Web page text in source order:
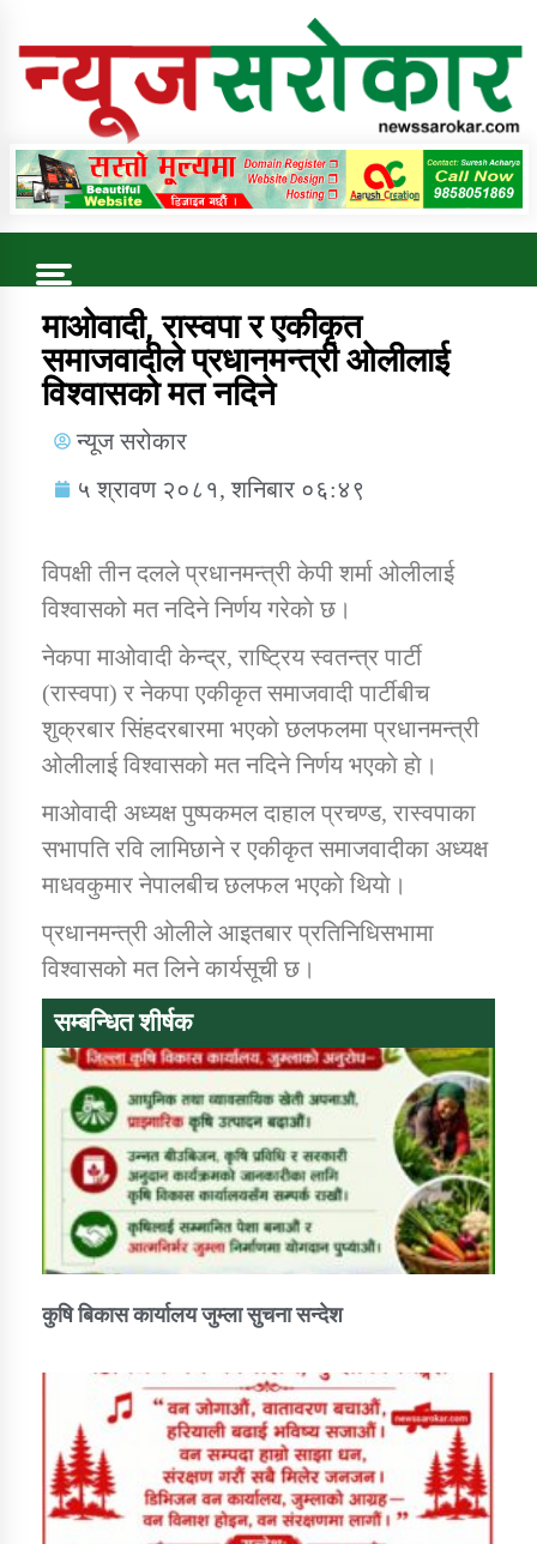
Online News Portal
Trending Now
कुषि बिकास कार्यालय जुम्ला सुचना सन्देश
डिभिजन कार्यालय जुम्लाको सुचना सन्देश
कर्णाली प्रविधि शिक्षालय जुम्लाको सुचना
सामाजिक बिकास कार्यालय जुम्लाकाे सुचना
कार्यक्रम कार्यान्वयन एकाई जुम्लाको सुचना
कर्णाली प्राविधि शिक्षालय जुम्लाको सुचना
माओवादी, रास्वपा र एकीकृत
समाजवादीले प्रधानमन्त्री ओलीलाई
विश्वासको मत नदिने
न्यूज सरोकार
५ श्रावण २०८१, शनिबार ०६:४९
विपक्षी तीन दलले प्रधानमन्त्री केपी शर्मा ओलीलाई
विश्वासको मत नदिने निर्णय गरेकाे छ।
नेकपा माओवादी केन्द्र, राष्ट्रिय स्वतन्त्र पार्टी
(रास्वपा) र नेकपा एकीकृत समाजवादी पार्टीबीच
शुक्रबार सिंहदरबारमा भएकाे छलफलमा प्रधानमन्त्री
ओलीलाई विश्वासको मत नदिने निर्णय भएकाे हाे।
माओवादी अध्यक्ष पुष्पकमल दाहाल प्रचण्ड, रास्वपाका
सभापति रवि लामिछाने र एकीकृत समाजवादीका अध्यक्ष
माधवकुमार नेपालबीच छलफल भएकाे थियाे।
प्रधानमन्त्री ओलीले आइतबार प्रतिनिधिसभामा
विश्वासको मत लिने कार्यसूची छ।
सम्बन्धित शीर्षक
कुषि बिकास कार्यालय जुम्ला सुचना सन्देश